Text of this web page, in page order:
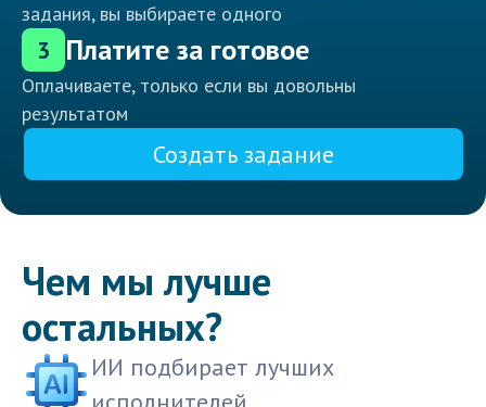
задания, вы выбираете одного
3 Платите за готовое
Оплачиваете, только если вы довольны
результатом
Создать задание
Чем мы лучше
остальных?
ИИ подбирает лучших